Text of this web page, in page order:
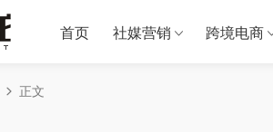
首页 社媒营销 跨境电商
正文